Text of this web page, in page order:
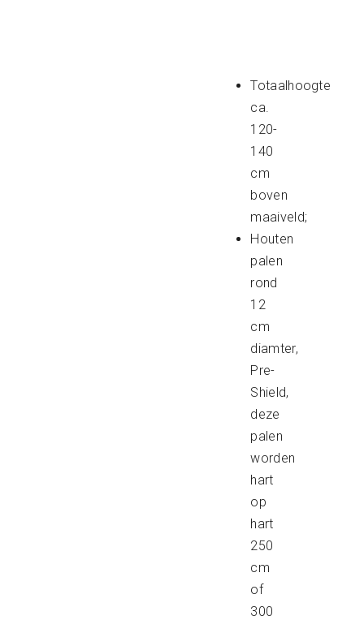
Totaalhoogte
ca.
120-
140
cm
boven
maaiveld;
Houten
palen
rond
12
cm
diamter,
Pre-
Shield,
deze
palen
worden
hart
op
hart
250
cm
of
300